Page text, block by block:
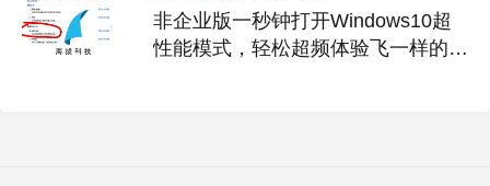
非企业版一秒钟打开Windows10超
性能模式，轻松超频体验飞一样的感